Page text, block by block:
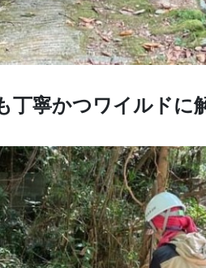
丁寧かつワイルドに